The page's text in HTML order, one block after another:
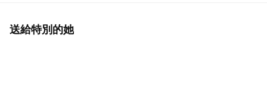
送給特別的她